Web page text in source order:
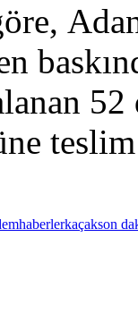
haberlerkaçakson